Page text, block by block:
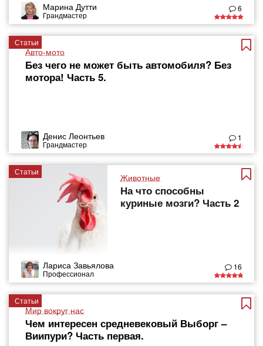
Марина Дутти
Грандмастер
6
Статьи
Авто-мото
Без чего не может быть автомобиля? Без
мотора! Часть 5.
Денис Леонтьев
Грандмастер
1
Статьи
Животные
На что способны
куриные мозги? Часть 2
Лариса Завьялова
Профессионал
16
Статьи
Мир вокруг нас
Чем интересен средневековый Выборг –
Виипури? Часть первая.